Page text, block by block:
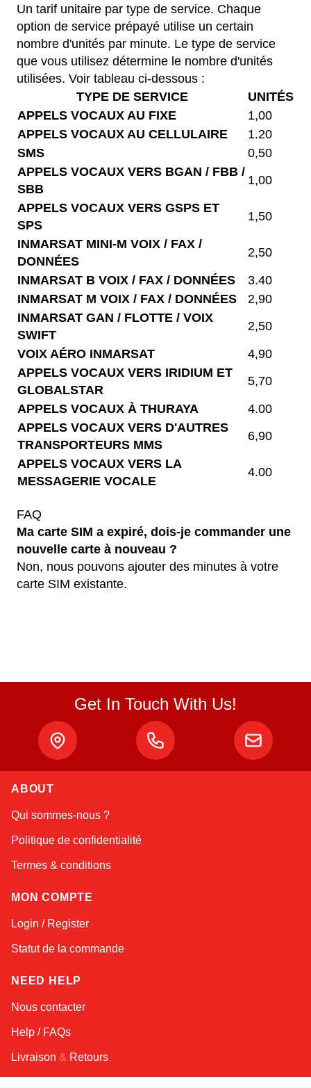
Un tarif unitaire par type de service. Chaque
option de service prépayé utilise un certain
nombre d'unités par minute. Le type de service
que vous utilisez détermine le nombre d'unités
utilisées. Voir tableau ci-dessous :
TYPE DE SERVICE
UNITÉS
APPELS VOCAUX AU FIXE
1,00
APPELS VOCAUX AU CELLULAIRE
1.20
SMS
0,50
APPELS VOCAUX VERS BGAN / FBB /
SBB
1,00
APPELS VOCAUX VERS GSPS ET
SPS
1,50
INMARSAT MINI-M VOIX / FAX /
DONNÉES
2,50
INMARSAT B VOIX / FAX / DONNÉES
3.40
INMARSAT M VOIX / FAX / DONNÉES
2,90
INMARSAT GAN / FLOTTE / VOIX
SWIFT
2,50
VOIX AÉRO INMARSAT
4,90
APPELS VOCAUX VERS IRIDIUM ET
GLOBALSTAR
5,70
APPELS VOCAUX À THURAYA
4.00
APPELS VOCAUX VERS D'AUTRES
TRANSPORTEURS MMS
6,90
APPELS VOCAUX VERS LA
MESSAGERIE VOCALE
4.00
FAQ
Ma carte SIM a expiré, dois-je commander une
nouvelle carte à nouveau ?
Non, nous pouvons ajouter des minutes à votre
carte SIM existante.
Get In Touch With Us!
ABOUT
Qui sommes-nous ?
Politique de confidentialité
Termes & conditions
MON COMPTE
Login / Register
Statut de la commande
NEED HELP
Nous contacter
Help / FAQs
Livraison & Retours